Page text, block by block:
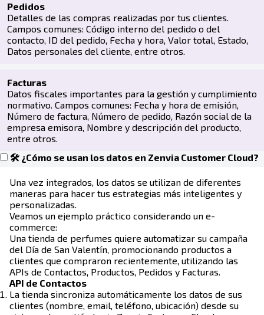
Pedidos
Detalles de las compras realizadas por tus clientes.
Campos comunes: Código interno del pedido o del
contacto, ID del pedido, Fecha y hora, Valor total, Estado,
Datos personales del cliente, entre otros.
Facturas
Datos fiscales importantes para la gestión y cumplimiento
normativo. Campos comunes: Fecha y hora de emisión,
Número de factura, Número de pedido, Razón social de la
empresa emisora, Nombre y descripción del producto,
entre otros.
🛠 ¿Cómo se usan los datos en Zenvia Customer Cloud?
Una vez integrados, los datos se utilizan de diferentes
maneras para hacer tus estrategias más inteligentes y
personalizadas.
Veamos un ejemplo práctico considerando un e-
commerce:
Una tienda de perfumes quiere automatizar su campaña
del Día de San Valentín, promocionando productos a
clientes que compraron recientemente, utilizando las
APIs de Contactos, Productos, Pedidos y Facturas.
API de Contactos
La tienda sincroniza automáticamente los datos de sus
clientes (nombre, email, teléfono, ubicación) desde su